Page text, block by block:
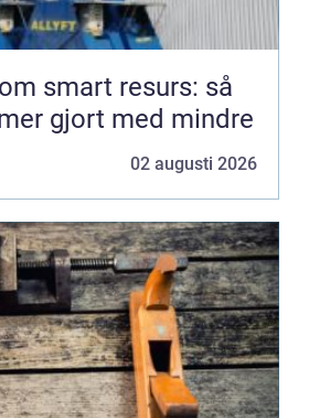
smart resurs: så
gjort med mindre
02 augusti 2026